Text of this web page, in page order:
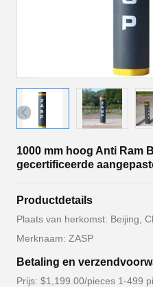
1000 mm hoog Anti Ram
gecertificeerde
Productdetails
Plaats van herkomst: Beijing,
Merknaam: ZASP
Betaling en
Prijs: $1,199.00/pieces 1-499